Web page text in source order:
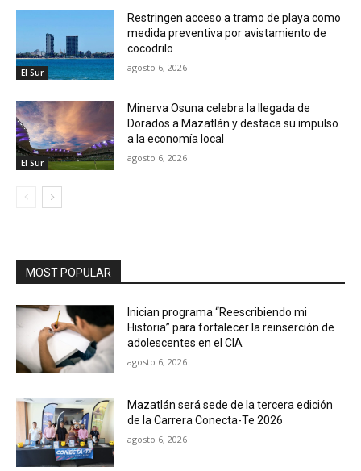
El Sur
Restringen acceso a tramo de playa como
medida preventiva por avistamiento de
cocodrilo
agosto 6, 2026
El Sur
Minerva Osuna celebra la llegada de
Dorados a Mazatlán y destaca su impulso
a la economía local
agosto 6, 2026
MOST POPULAR
Inician programa “Reescribiendo mi
Historia” para fortalecer la reinserción de
adolescentes en el CIA
agosto 6, 2026
Mazatlán será sede de la tercera edición
de la Carrera Conecta-Te 2026
agosto 6, 2026